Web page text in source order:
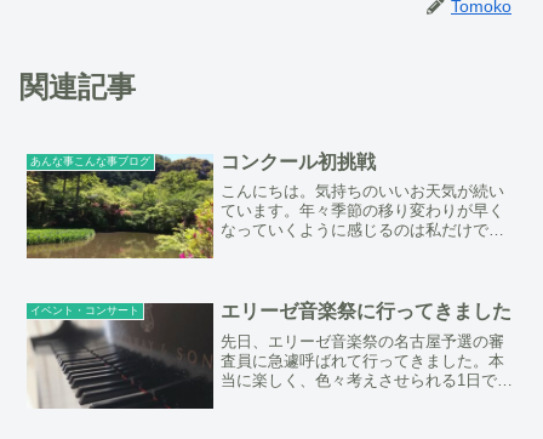
Tomoko
関連記事
あんな事こんな事ブログ コンクール初挑戦
こんにちは。気持ちのいいお天気が続い
ています。年々季節の移り変わりが早く
なっていくように感じるのは私だけでし
が3人、ピティナの最年少...
イベント・コンサート エリーゼ音楽祭に行ってきました
先日、エリーゼ音楽祭の名古屋予選の審
査員に急遽呼ばれて行ってきました。本
当に楽しく、色々考えさせられる1日でし